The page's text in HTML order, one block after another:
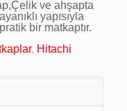
ve ahşapta
yapısıyla
bir matkaptır.
, Hitachi